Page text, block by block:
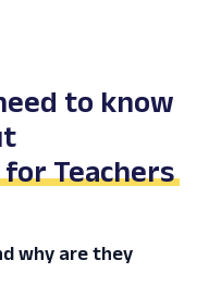
to know
Teachers
why are they